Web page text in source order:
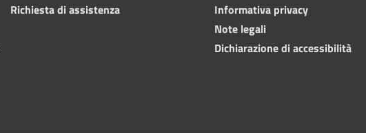
Richiesta di assistenza
Informativa privacy
Note legali
Dichiarazione di accessibilità